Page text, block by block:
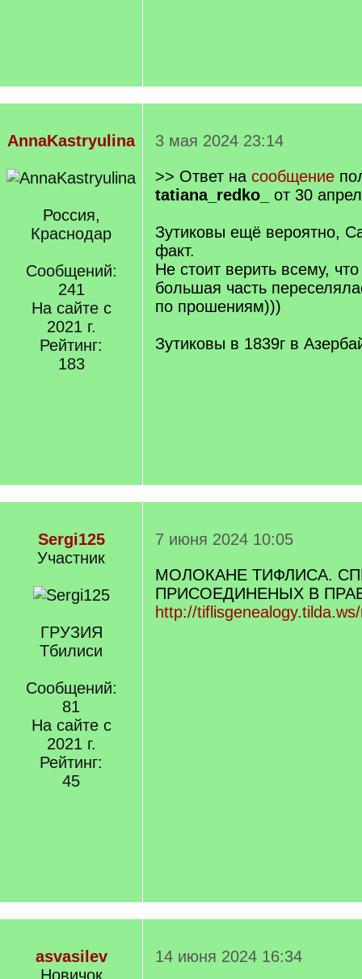
AnnaKastryulina
Россия,
Краснодар
Сообщений:
241
На сайте с
2021 г.
Рейтинг:
183
3 мая 2024 23:14
>> Ответ на сообщение
tatiana_redko_
от 30
Зутиковы ещё вероятно,
факт.
Не стоит верить всему,
большая часть
по прошениям)))
Зутиковы в 1839г в
Sergi125
Участник
ГРУЗИЯ
Тбилиси
Сообщений:
81
На сайте с
2021 г.
Рейтинг:
45
7 июня 2024 10:05
МОЛОКАНЕ ТИФЛИСА.
ПРИСОЕДИНЕНЫХ В
http://
asvasilev
Новичок
14 июня 2024 16:34